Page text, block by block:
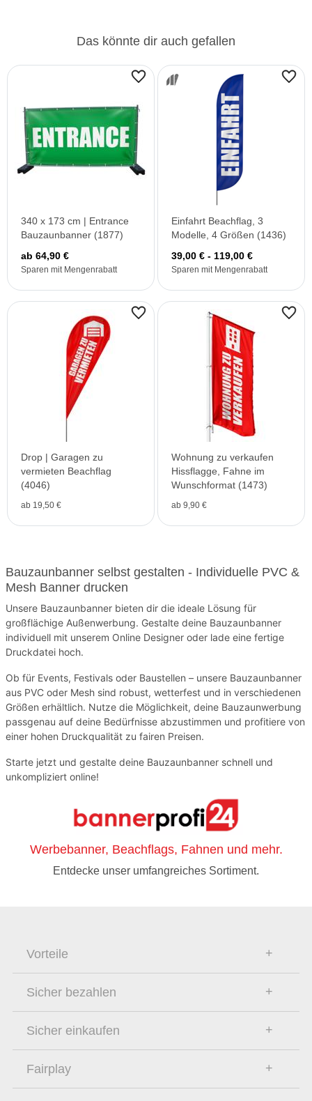
Das könnte dir auch gefallen
340 x 173 cm | Entrance
Bauzaunbanner (1877)
ab 64,90 €
Sparen mit Mengenrabatt
Einfahrt Beachflag, 3
Modelle, 4 Größen (1436)
39,00 € - 119,00 €
Sparen mit Mengenrabatt
Drop | Garagen zu
vermieten Beachflag
(4046)
ab 19,50 €
Wohnung zu verkaufen
Hissflagge, Fahne im
Wunschformat (1473)
ab 9,90 €
Bauzaunbanner selbst gestalten - Individuelle PVC &
Mesh Banner drucken
Unsere Bauzaunbanner bieten dir die ideale Lösung für
großflächige Außenwerbung. Gestalte deine Bauzaunbanner
individuell mit unserem Online Designer oder lade eine fertige
Druckdatei hoch.
Ob für Events, Festivals oder Baustellen – unsere Bauzaunbanner
aus PVC oder Mesh sind robust, wetterfest und in verschiedenen
Größen erhältlich. Nutze die Möglichkeit, deine Bauzaunwerbung
passgenau auf deine Bedürfnisse abzustimmen und profitiere von
einer hohen Druckqualität zu fairen Preisen.
Starte jetzt und gestalte deine Bauzaunbanner schnell und
unkompliziert online!
Werbebanner, Beachflags, Fahnen und mehr.
Entdecke unser umfangreiches Sortiment.
Vorteile
Sicher bezahlen
Sicher einkaufen
Fairplay